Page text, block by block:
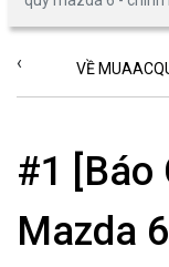
VỀ
‹
#1 [Báo
Mazda